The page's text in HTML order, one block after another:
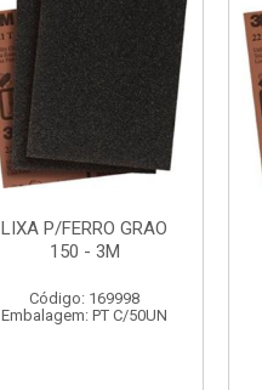
LIXA P/FERRO GRAO
150 - 3M
Código: 169998
Embalagem: PT C/50UN